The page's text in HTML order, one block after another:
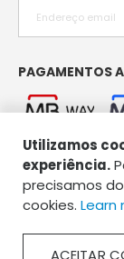
Utilizamos
experiência.
precisamos
cookies. Learn
PAGAMENTOS